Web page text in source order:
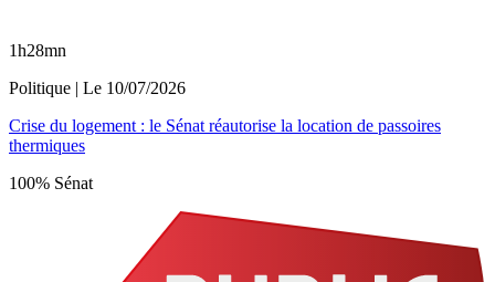
1h28mn
Politique | Le 10/07/2026
Crise du logement : le Sénat réautorise la location de passoires
thermiques
100% Sénat